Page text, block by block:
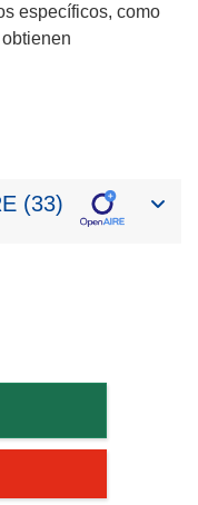
específicos, como
(33)